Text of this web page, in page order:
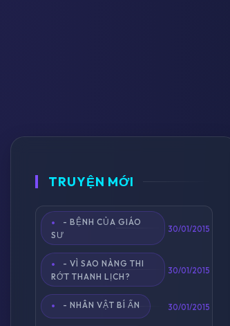
TRUYỆN MỚI
- BỆNH CỦA GIÁO
SƯ
30/01/2015
- VÌ SAO NÀNG THI
RỚT THANH LỊCH?
30/01/2015
- NHÂN VẬT BÍ ẨN 30/01/2015